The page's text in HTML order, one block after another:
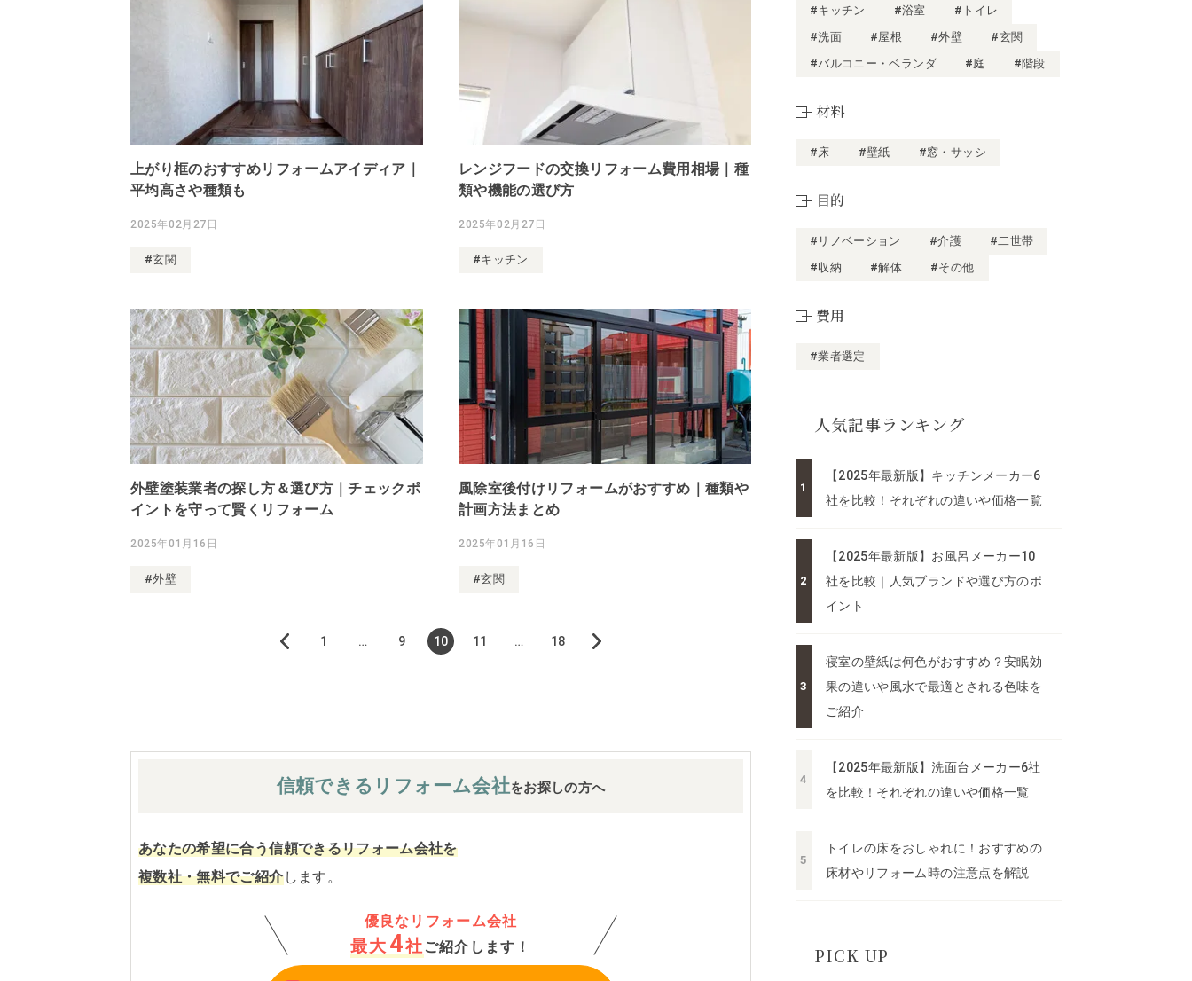
上がり框のおすすめリフォームアイディア｜
平均高さや種類も
2025年02月27日
#玄関
レンジフードの交換リフォーム費用相場｜種
類や機能の選び方
2025年02月27日
#キッチン
外壁塗装業者の探し方＆選び方｜チェックポ
イントを守って賢くリフォーム
2025年01月16日
#外壁
風除室後付けリフォームがおすすめ｜種類や
計画方法まとめ
2025年01月16日
#玄関
1 … 9 10 11 … 18
信頼できる リフォーム会社をお探しの方へ
あなたの希望に合う信頼できるリフォーム会社を
複数社・無料でご紹介します。
優良なリフォーム会社
最大 4社 ご紹介します！
#キッチン
#浴室
#トイレ
#洗面
#屋根 #外壁
#玄関
#バルコニー・ベランダ
#庭 #階段
材料
#床 #壁紙 #窓・サッシ
目的
#リノベーション #介護
#二世帯
#収納
#解体 #その他
費用
#業者選定
人気記事ランキング
【2025年最新版】キッチンメーカー6
社を比較！それぞれの違いや価格一覧
【2025年最新版】お風呂メーカー10
社を比較｜人気ブランドや選び方のポ
イント
寝室の壁紙は何色がおすすめ？安眠効
果の違いや風水で最適とされる色味を
ご紹介
【2025年最新版】洗面台メーカー6社
を比較！それぞれの違いや価格一覧
トイレの床をおしゃれに！おすすめの
床材やリフォーム時の注意点を解説
PICK UP